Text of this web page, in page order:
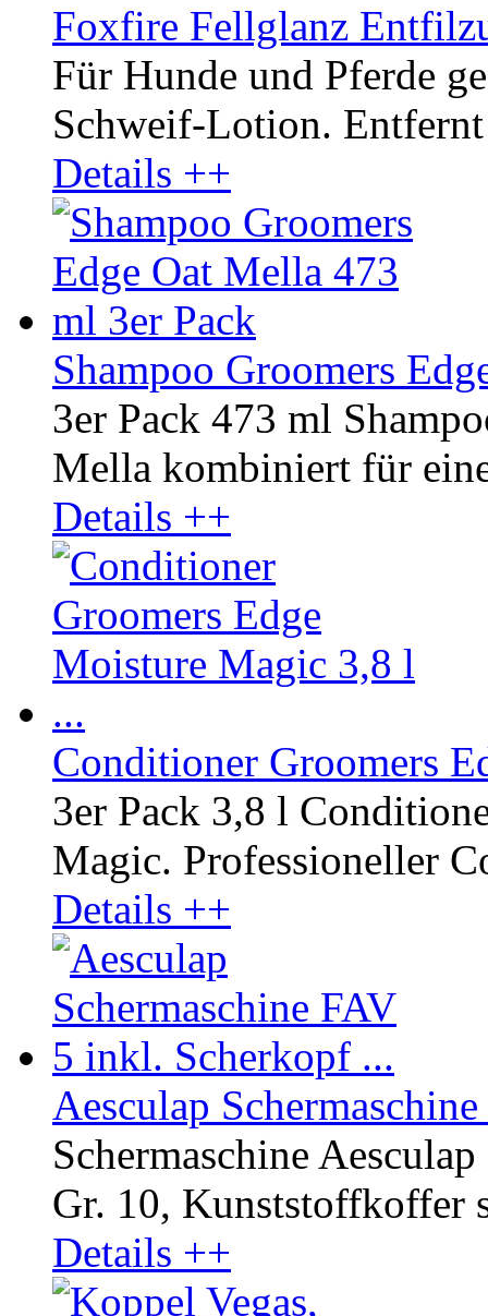
Foxfire Fellglanz
Für Hunde und Pferde
Schweif-Lotion.
Details ++
Shampoo Groomers
3er Pack 473 ml
Mella kombiniert für
Details ++
Conditioner Groomers
3er Pack 3,8 l
Magic. Professioneller
Details ++
Aesculap
Schermaschine
Gr. 10, Kunststoffkoffer
Details ++